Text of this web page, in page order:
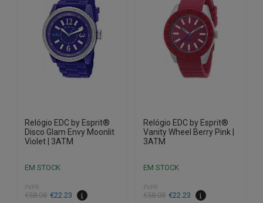
Relógio EDC by Esprit®
Disco Glam Envy Moonlit
Violet | 3ATM
EM STOCK
PVPR
€58.08
O
€22.23
O
Relógio EDC by Esprit®
Vanity Wheel Berry Pink |
3ATM
EM STOCK
PVPR
€58.08
O
€22.23
O